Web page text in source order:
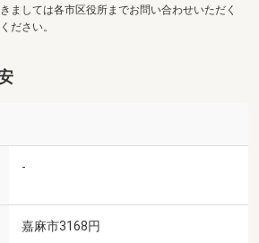
ましては各市区役所までお問い合わせいただく
ださい。
-
嘉麻市3168円